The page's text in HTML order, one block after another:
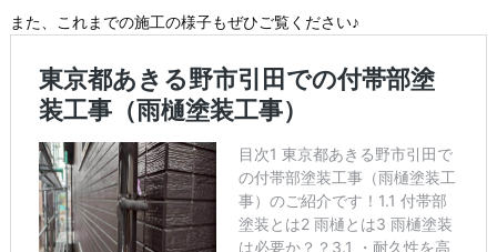
また、これまでの施工の様子もぜひご覧ください♪